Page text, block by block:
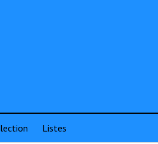
Listes